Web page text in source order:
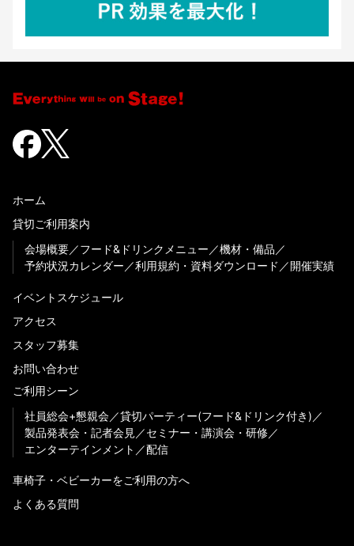
ホーム
貸切ご利用案内
会場概要
フード&ドリンクメニュー
機材・備品
予約状況カレンダー
利用規約・資料ダウンロード 開催実績
イベントスケジュール
アクセス
スタッフ募集
お問い合わせ
ご利用シーン
社員総会+懇親会
貸切パーティー(フード&ドリンク付き)
製品発表会・記者会見
セミナー・講演会・研修
エンターテインメント
配信
車椅子・ベビーカーをご利用の方へ
よくある質問